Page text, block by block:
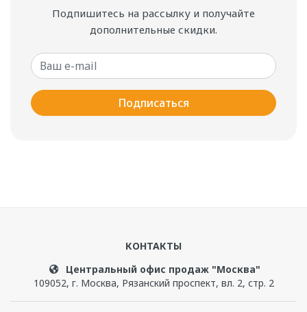
Подпишитесь на рассылку и получайте
дополнительные скидки.
Ваш e-mail
Подписаться
КОНТАКТЫ
Центральный офис продаж "Москва"
109052, г. Москва, Рязанский проспект, вл. 2, стр. 2